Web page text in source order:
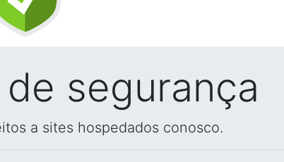
segurança
a sites hospedados conosco.